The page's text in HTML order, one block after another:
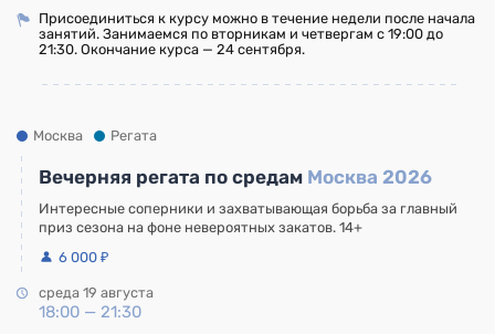
Присоединиться к курсу можно в течение недели после начала
занятий. Занимаемся по вторникам и четвергам с 19:00 до
21:30. Окончание курса — 24 сентября.
Москва Регата
Вечерняя регата по средам Москва 2026
Интересные соперники и захватывающая борьба за главный
приз сезона на фоне невероятных закатов. 14+
6 000 ₽
среда 19 августа
18:00 — 21:30